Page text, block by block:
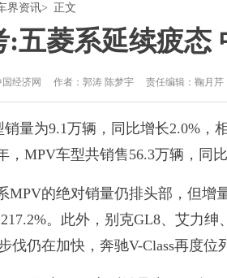
界资讯> 正文
五菱系延续疲态
国经济网 作者：郭涛 陈梦宇 责任编辑：鞠月芹
为9.1万辆，同比增长2.0%，
，MPV车型共销售56.3万辆，同
的绝对销量仍排头部，但增
。此外，别克GL8、艾力
伐仍在加快，奔驰V-Class再度位